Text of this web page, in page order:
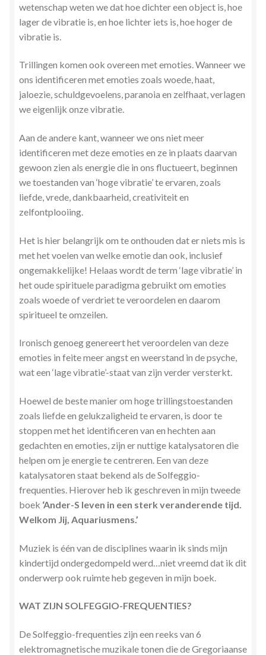
Verbinden en Transformeren met 17 Archeia en hun
Tweelingvlam
Webshop
Wie ben ik
Winkelwagen
Zielsgeoriënteerde Jobcoaching
wetenschap weten we dat hoe dichter een object is, hoe
lager de vibratie is, en hoe lichter iets is, hoe hoger de
vibratie is.
Trillingen komen ook overeen met emoties. Wanneer we
ons identificeren met emoties zoals woede, haat,
jaloezie, schuldgevoelens, paranoia en zelfhaat, verlagen
we eigenlijk onze vibratie.
Aan de andere kant, wanneer we ons niet meer
identificeren met deze emoties en ze in plaats daarvan
gewoon zien als energie die in ons fluctueert, beginnen
we toestanden van ‘hoge vibratie’ te ervaren, zoals
liefde, vrede, dankbaarheid, creativiteit en
zelfontplooiing.
Het is hier belangrijk om te onthouden dat er niets mis is
met het voelen van welke emotie dan ook, inclusief
ongemakkelijke! Helaas wordt de term ‘lage vibratie’ in
het oude spirituele paradigma gebruikt om emoties
zoals woede of verdriet te veroordelen en daarom
spiritueel te omzeilen.
Ironisch genoeg genereert het veroordelen van deze
emoties in feite meer angst en weerstand in de psyche,
wat een ‘lage vibratie’-staat van zijn verder versterkt.
Hoewel de beste manier om hoge trillingstoestanden
zoals liefde en gelukzaligheid te ervaren, is door te
stoppen met het identificeren van en hechten aan
gedachten en emoties, zijn er nuttige katalysatoren die
helpen om je energie te centreren. Een van deze
katalysatoren staat bekend als de Solfeggio-
frequenties. Hierover heb ik geschreven in mijn tweede
boek ‘Ander-S leven in een sterk veranderende tijd.
Welkom Jij, Aquariusmens.’
Muziek is één van de disciplines waarin ik sinds mijn
kindertijd ondergedompeld werd…niet vreemd dat ik dit
onderwerp ook ruimte heb gegeven in mijn boek.
WAT ZIJN SOLFEGGIO-FREQUENTIES?
De Solfeggio-frequenties zijn een reeks van 6
elektromagnetische muzikale tonen die de Gregoriaanse